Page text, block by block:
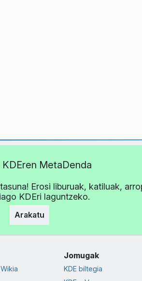
MetaDenda
Erosi liburuak, katiluak,
KDEri laguntzeko.
Arakatu
Jomugak
KDE biltegia